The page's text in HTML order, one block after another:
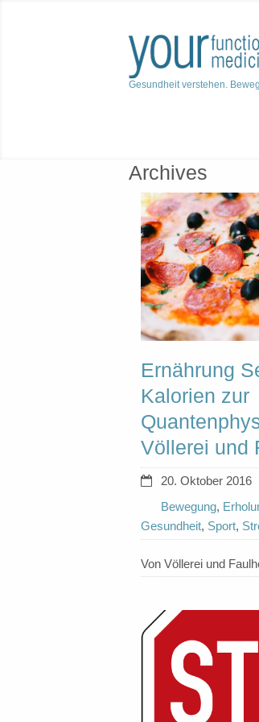
Gesundheit verstehen.
Archives
Ernährung
Kalorien zur
Völlerei und
20. Oktober 2016
Bewegung,
Gesundheit, Sport,
Von Völlerei und